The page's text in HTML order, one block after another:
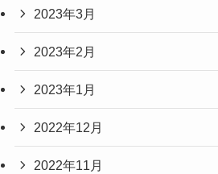
2023年3月
2023年2月
2023年1月
2022年12月
2022年11月